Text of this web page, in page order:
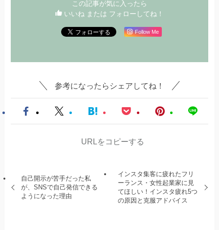
この記事が気に入ったら
いいね または フォローしてね！
Follow Me
参考になったらシェアしてね！
URLをコピーする
自己開示が苦手だった私
が、SNSで自己発信できる
ようになった理由
インスタ集客に疲れたフリ
ーランス・女性起業家に見
てほしい！インスタ疲れ5つ
の原因と克服アドバイス